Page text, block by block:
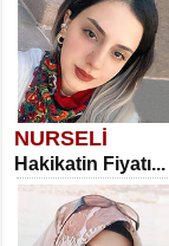
NURSELİ
Hakikatin Fiyatı...